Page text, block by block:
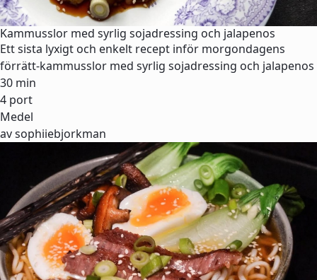
Kammusslor med syrlig sojadressing och jalapenos
Ett sista lyxigt och enkelt recept inför morgondagens
förrätt-kammusslor med syrlig sojadressing och jalapenos
30 min
4 port
Medel
av sophiiebjorkman